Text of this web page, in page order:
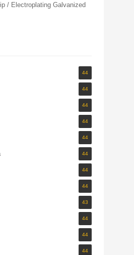
/ Electroplating Galvanized
44
44
44
44
44
44
44
44
43
44
44
44